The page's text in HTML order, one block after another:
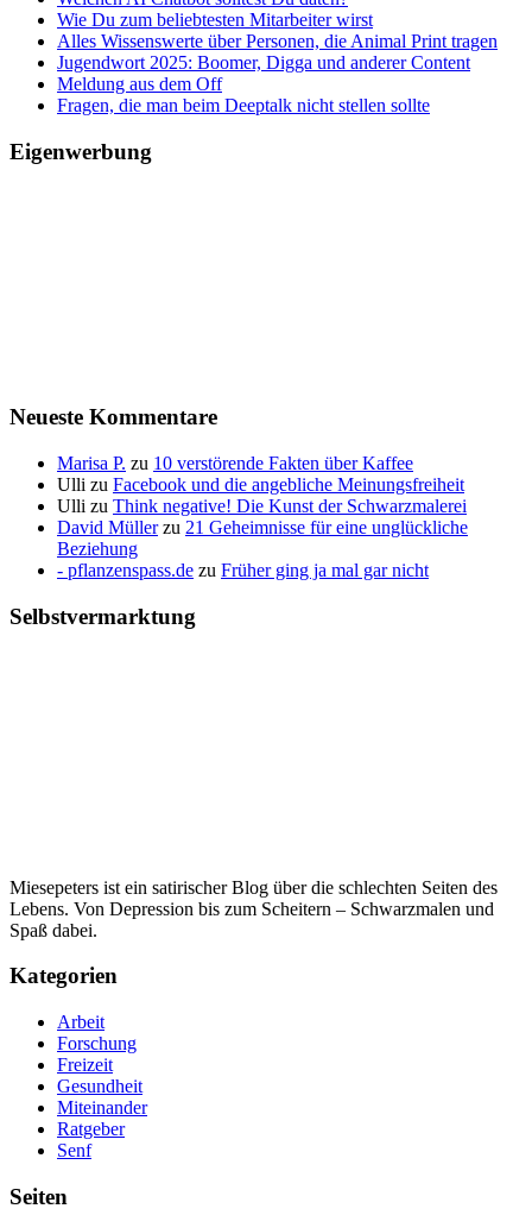
Wie Du zum beliebtesten Mitarbeiter wirst
Alles Wissenswerte über Personen, die Animal Print tragen
Jugendwort 2025: Boomer, Digga und anderer Content
Meldung aus dem Off
Fragen, die man beim Deeptalk nicht stellen sollte
Eigenwerbung
Neueste Kommentare
Marisa P. zu 10 verstörende Fakten über Kaffee
Ulli zu Facebook und die angebliche Meinungsfreiheit
Ulli zu Think negative! Die Kunst der Schwarzmalerei
David Müllerzu 21 Geheimnisse für eine unglückliche
Beziehung
- pflanzenspass.de zu Früher ging ja mal gar nicht
Selbstvermarktung
Miesepeters ist ein satirischer Blog über die schlechten Seiten des
Lebens. Von Depression bis zum Scheitern – Schwarzmalen und
Spaß dabei.
Kategorien
Arbeit
Forschung
Freizeit
Gesundheit
Miteinander
Ratgeber
Senf
Seiten